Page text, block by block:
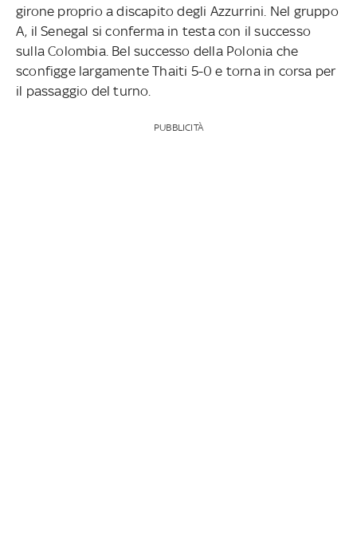
girone proprio a discapito degli Azzurrini. Nel gruppo
A, il Senegal si conferma in testa con il successo
sulla Colombia. Bel successo della Polonia che
sconfigge largamente Thaiti 5-0 e torna in corsa per
il passaggio del turno.
PUBBLICITÀ